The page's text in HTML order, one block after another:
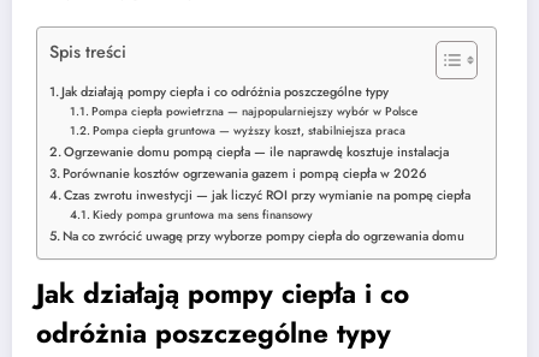
Spis treści
Jak działają pompy ciepła i co odróżnia poszczególne typy
Pompa ciepła powietrzna — najpopularniejszy wybór w Polsce
Pompa ciepła gruntowa — wyższy koszt, stabilniejsza praca
Ogrzewanie domu pompą ciepła — ile naprawdę kosztuje instalacja
Porównanie kosztów ogrzewania gazem i pompą ciepła w 2026
Czas zwrotu inwestycji — jak liczyć ROI przy wymianie na pompę ciepła
Kiedy pompa gruntowa ma sens finansowy
Na co zwrócić uwagę przy wyborze pompy ciepła do ogrzewania domu
Jak działają pompy ciepła i co
odróżnia poszczególne typy